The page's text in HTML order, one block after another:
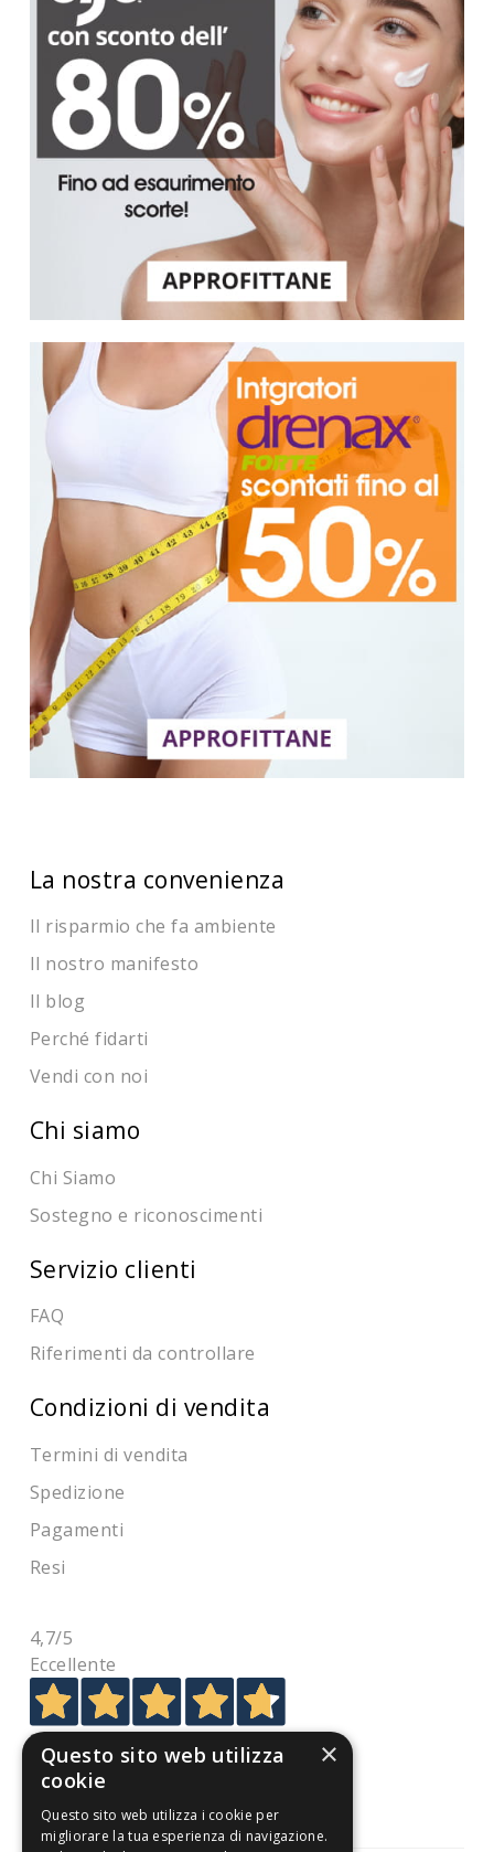
La nostra convenienza
Il risparmio che fa ambiente
Il nostro manifesto
Il blog
Perché fidarti
Vendi con noi
Chi siamo
Chi Siamo
Sostegno e riconoscimenti
Servizio clienti
FAQ
Riferimenti da controllare
Condizioni di vendita
Termini di vendita
Spedizione
Pagamenti
Resi
4,7/5
Eccellente
3.821
Recensioni
×
Questo sito web utilizza
cookie
Questo sito web utilizza i cookie per
migliorare la tua esperienza di navigazione.